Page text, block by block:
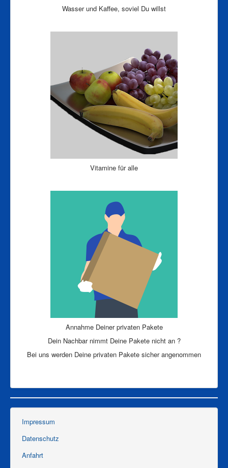
Wasser und Kaffee, soviel Du willst
Vitamine für alle
Annahme Deiner privaten Pakete
Dein Nachbar nimmt Deine Pakete nicht an ?
Bei uns werden Deine privaten Pakete sicher angenommen
Impressum
Datenschutz
Anfahrt